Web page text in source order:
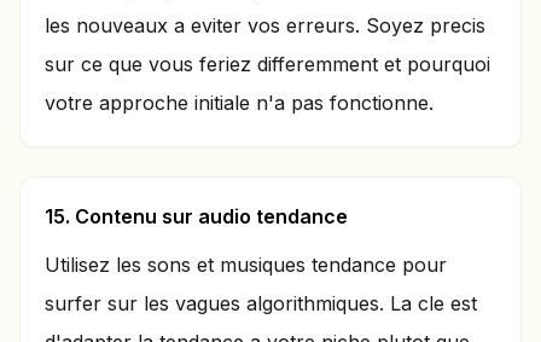
les nouveaux a eviter vos erreurs. Soyez precis
sur ce que vous feriez differemment et pourquoi
votre approche initiale n'a pas fonctionne.
15. Contenu sur audio tendance
Utilisez les sons et musiques tendance pour
surfer sur les vagues algorithmiques. La cle est